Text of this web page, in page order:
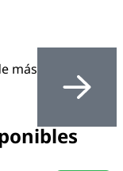
más